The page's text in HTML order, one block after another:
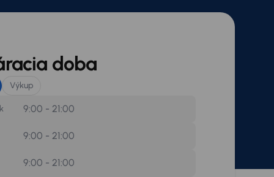
doba
Výkup
9:00 - 21:00
9:00 - 21:00
9:00 - 21:00